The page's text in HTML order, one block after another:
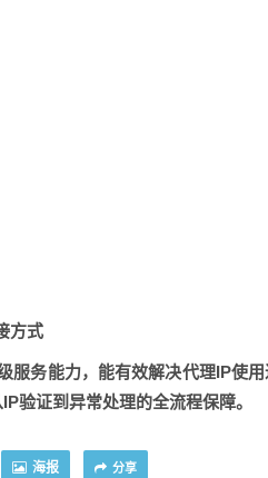
方式
服务能力，能有效解决代理IP使
验证到异常处理的全流程保障。
海报 分享